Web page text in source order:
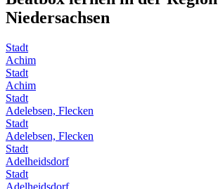
Niedersachsen
Stadt
Achim
Stadt
Achim
Stadt
Adelebsen, Flecken
Stadt
Adelebsen, Flecken
Stadt
Adelheidsdorf
Stadt